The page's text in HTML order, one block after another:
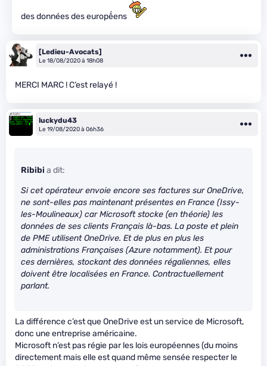
des données des europếens
[Ledieu-Avocats]
Le 18/08/2020 à 18h08
MERCI MARC ! C’est relayé !
luckydu43
Le 19/08/2020 à 06h36
Ribibi a dit:
Si cet opérateur envoie encore ses factures sur OneDrive,
ne sont-elles pas maintenant présentes en France (Issy-
les-Moulineaux) car Microsoft stocke (en théorie) les
données de ses clients Français là-bas. La poste et plein
de PME utilisent OneDrive. Et de plus en plus les
administrations Françaises (Azure notamment). Et pour
ces dernières, stockant des données régaliennes, elles
doivent être localisées en France. Contractuellement
parlant.
La différence c’est que OneDrive est un service de Microsoft,
donc une entreprise américaine.
Microsoft n’est pas régie par les lois européennes (du moins
directement mais elle est quand même sensée respecter le